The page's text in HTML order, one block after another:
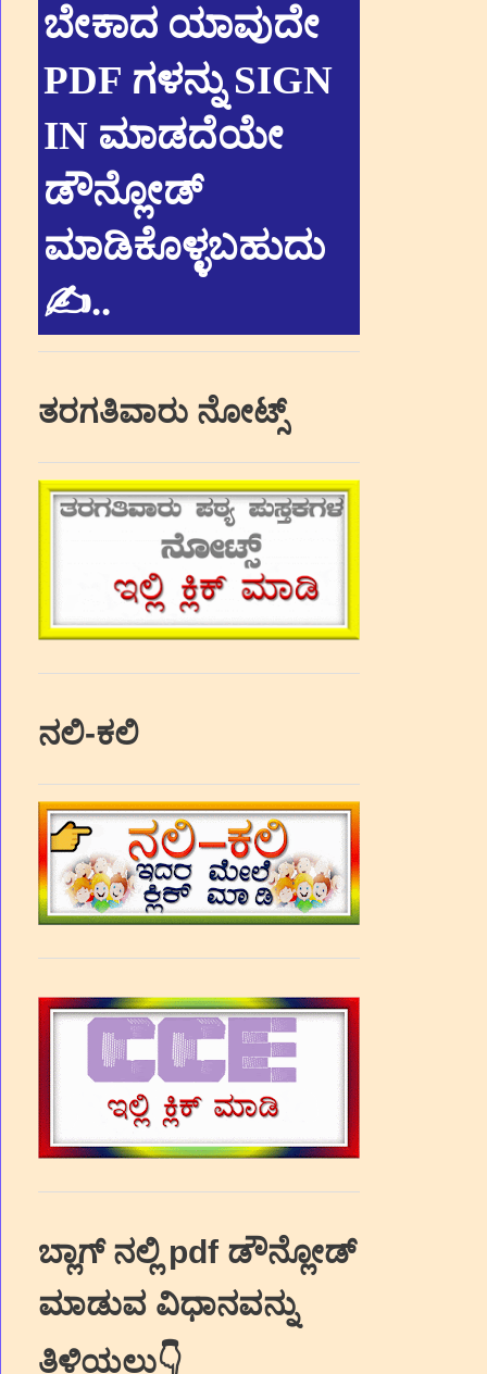
ಬೇಕಾದ ಯಾವುದೇ
PDF ಗಳನ್ನು SIGN
IN ಮಾಡದೆಯೇ
ಡೌನ್ಲೋಡ್
ಮಾಡಿಕೊಳ್ಳಬಹುದು
✍..
ತರಗತಿವಾರು ನೋಟ್ಸ್
ನಲಿ-ಕಲಿ
ಬ್ಲಾಗ್‌ ನಲ್ಲಿ pdf ಡೌನ್ಲೋಡ್‌
ಮಾಡುವ ವಿಧಾನವನ್ನು
ತಿಳಿಯಲು👇